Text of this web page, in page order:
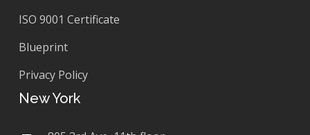
ISO 9001 Certificate
Blueprint
Privacy Policy
New York